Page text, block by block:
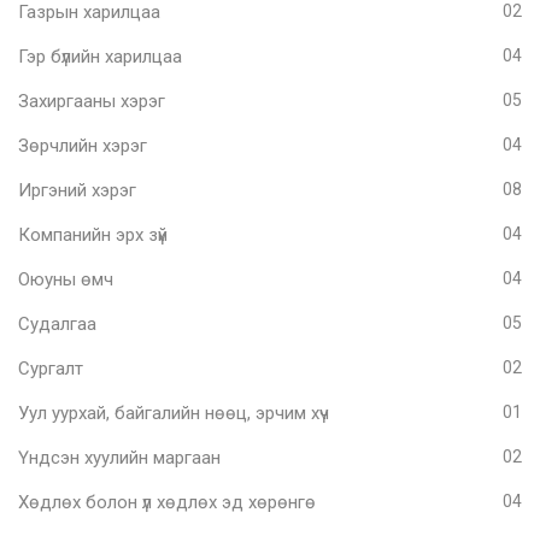
Газрын харилцаа 02
Гэр бүлийн харилцаа 04
Захиргааны хэрэг 05
Зөрчлийн хэрэг 04
Иргэний хэрэг 08
Компанийн эрх зүй 04
Оюуны өмч 04
Судалгаа 05
Сургалт 02
Уул уурхай, байгалийн нөөц, эрчим хүч 01
Үндсэн хуулийн маргаан 02
Хөдлөх болон үл хөдлөх эд хөрөнгө 04